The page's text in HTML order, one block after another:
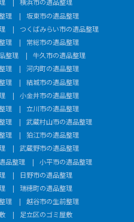
横浜市の遺品整理
理
坂東市の遺品整理
つくばみらい市の遺品整理
理
常総市の遺品整理
整理
牛久市の遺品整理
理
河内町の遺品整理
理
結城市の遺品整理
小金井市の遺品整理
理
立川市の遺品整理
理
武蔵村山市の遺品整理
理
狛江市の遺品整理
武蔵野市の遺品整理
品整理
小平市の遺品整理
日野市の遺品整理
瑞穂町の遺品整理
理
越谷市の生前整理
足立区のゴミ屋敷